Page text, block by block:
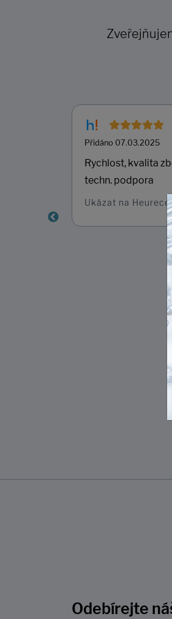
Přidáno 07.03.2025
Rychlost, kvalita
techn. podpora
Ukázat na Heurece
Odebírejte